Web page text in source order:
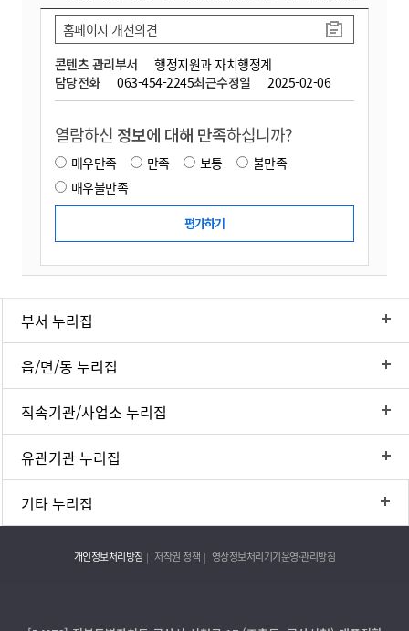
콘텐츠 관리부서
행정지원과 자치행정계
담당전화
063-454-2245최근수정일 2025-02-06
홈페이지 개선의견
열람하신 정보에 대해 만족하십니까?
매우만족 만족 보통
불만족
매우불만족
부서 누리집
읍/면/동 누리집
직속기관/사업소 누리집
유관기관 누리집
기타 누리집
개인정보처리방침 저작권 정책 영상정보처리기기운영·관리방침